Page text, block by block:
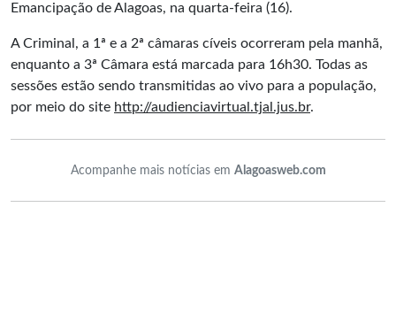
Emancipação de Alagoas, na quarta-feira (16).
A Criminal, a 1ª e a 2ª câmaras cíveis ocorreram pela manhã,
enquanto a 3ª Câmara está marcada para 16h30. Todas as
sessões estão sendo transmitidas ao vivo para a população,
por meio do site http://audienciavirtual.tjal.jus.br.
Acompanhe mais notícias em Alagoasweb.com